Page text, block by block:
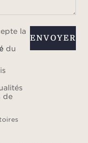
la
du
de
ENVOYER